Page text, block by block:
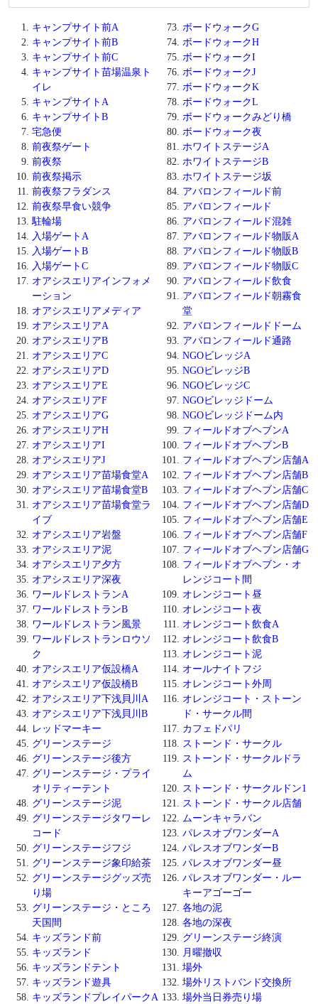
キャンプサイト前A
キャンプサイト前B
キャンプサイト前C
キャンプサイト苗場温泉ト
イレ
キャンプサイトA
キャンプサイトB
宅急便
前夜祭ゲート
前夜祭
前夜祭掲示
前夜祭フラダンス
前夜祭早食い競争
駐輪場
入場ゲートA
入場ゲートB
入場ゲートC
オアシスエリアインフォメ
ーション
オアシスエリアメディア
オアシスエリアA
オアシスエリアB
オアシスエリアC
オアシスエリアD
オアシスエリアE
オアシスエリアF
オアシスエリアG
オアシスエリアH
オアシスエリアI
オアシスエリアJ
オアシスエリア苗場食堂A
オアシスエリア苗場食堂B
オアシスエリア苗場食堂ラ
イブ
オアシスエリア岩盤
オアシスエリア泥
オアシスエリア夕方
オアシスエリア深夜
ワールドレストランA
ワールドレストランB
ワールドレストラン風景
ワールドレストランロウソ
ク
オアシスエリア仮設橋A
オアシスエリア仮設橋B
オアシスエリア下浅貝川A
オアシスエリア下浅貝川B
レッドマーキー
グリーンステージ
グリーンステージ後方
グリーンステージ・プライ
オリティーテント
グリーンステージ泥
グリーンステージタワーレ
コード
グリーンステージフジ
グリーンステージ象印給茶
グリーンステージグッズ売
り場
グリーンステージ・ところ
天国間
キッズランド前
キッズランド
キッズランドテント
キッズランド遊具
キッズランドプレイパークA
ボードウォークG
ボードウォークH
ボードウォークI
ボードウォークJ
ボードウォークK
ボードウォークL
ボードウォークみどり橋
ボードウォーク夜
ホワイトステージA
ホワイトステージB
ホワイトステージ坂
アバロンフィールド前
アバロンフィールド
アバロンフィールド混雑
アバロンフィールド物販A
アバロンフィールド物販B
アバロンフィールド物販C
アバロンフィールド飲食
アバロンフィールド朝霧食
堂
アバロンフィールドドーム
アバロンフィールド通路
NGOビレッジA
NGOビレッジB
NGOビレッジC
NGOビレッジドーム
NGOビレッジドーム内
フィールドオブヘブンA
フィールドオブヘブンB
フィールドオブヘブン店舗A
フィールドオブヘブン店舗B
フィールドオブヘブン店舗C
フィールドオブヘブン店舗D
フィールドオブヘブン店舗E
フィールドオブヘブン店舗F
フィールドオブヘブン店舗G
フィールドオブヘブン・オ
レンジコート間
オレンジコート昼
オレンジコート夜
オレンジコート飲食A
オレンジコート飲食B
オレンジコート泥
オールナイトフジ
オレンジコート外周
オレンジコート・ストーン
ド・サークル間
カフェドパリ
ストーンド・サークル
ストーンド・サークルドラ
ム
ストーンド・サークルドン1
ストーンド・サークル店舗
ムーンキャラバン
パレスオブワンダーA
パレスオブワンダーB
パレスオブワンダー昼
パレスオブワンダー・ルー
キーアゴーゴー
各地の泥
各地の深夜
グリーンステージ終演
月曜撤収
場外
場外リストバンド交換所
場外当日券売り場